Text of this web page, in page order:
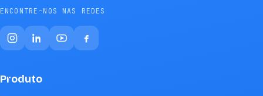
ENCONTRE-NOS NAS REDES
Produto